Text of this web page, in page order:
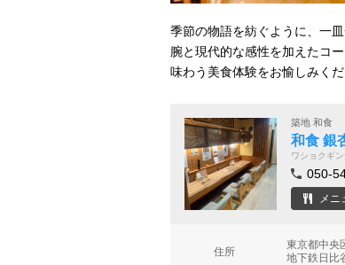
季節の物語を紡ぐように、一
腕と現代的な感性を加えたコ
味わう美食体験をお愉しみくだ
築地 和食
和食 銀
ワショクギ
050-
メニ
住所
東京都中
地下鉄日比